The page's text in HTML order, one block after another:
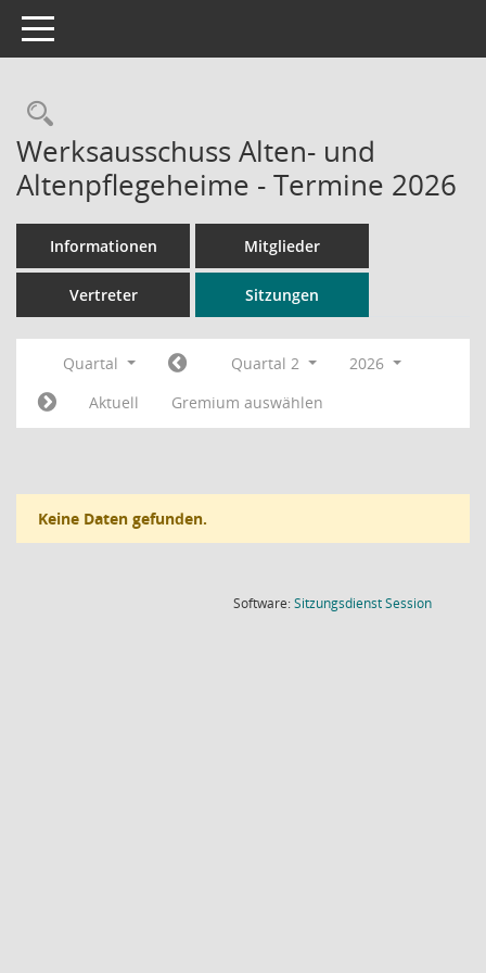
Toggle navigation
Rechercheauswahl
Werksausschuss Alten- und
Altenpflegeheime - Termine 2026
Informationen Mitglieder
Vertreter Sitzungen
Quartal Quartal 2
2026
Aktuell
Gremium auswählen
Keine Daten gefunden.
Software:SitzungsdienstSession(Wird in